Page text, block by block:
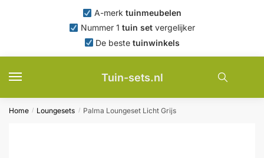
A-merk tuinmeubelen
Nummer 1 tuin set vergelijker
De bestetuinwinkels
Tuin-sets.nl
Home / Loungesets / Palma Loungeset Licht Grijs